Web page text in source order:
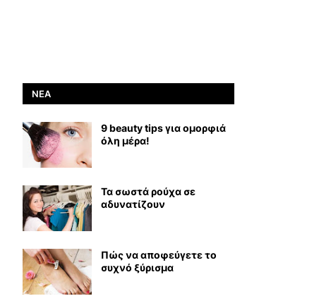
ΝΈΑ
9 beauty tips για ομορφιά
όλη μέρα!
Τα σωστά ρούχα σε
αδυνατίζουν
Πώς να αποφεύγετε το
συχνό ξύρισμα